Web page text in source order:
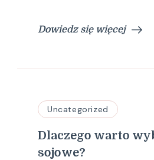
Dowiedz się więcej
Uncategorized
Dlaczego warto
sojowe?